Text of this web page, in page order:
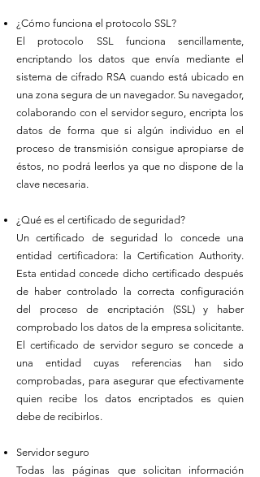
¿Cómo funciona el protocolo SSL?
El protocolo SSL funciona sencillamente,
encriptando los datos que envía mediante el
sistema de cifrado RSA cuando está ubicado en
una zona segura de un navegador. Su navegador,
colaborando con el servidor seguro, encripta los
datos de forma que si algún individuo en el
proceso de transmisión consigue apropiarse de
éstos, no podrá leerlos ya que no dispone de la
clave necesaria.
¿Qué es el certificado de seguridad?
Un certificado de seguridad lo concede una
entidad certificadora: la Certification Authority.
Esta entidad concede dicho certificado después
de haber controlado la correcta configuración
del proceso de encriptación (SSL) y haber
comprobado los datos de la empresa solicitante.
El certificado de servidor seguro se concede a
una entidad cuyas referencias han sido
comprobadas, para asegurar que efectivamente
quien recibe los datos encriptados es quien
debe de recibirlos.
Servidor seguro
Todas las páginas que solicitan información